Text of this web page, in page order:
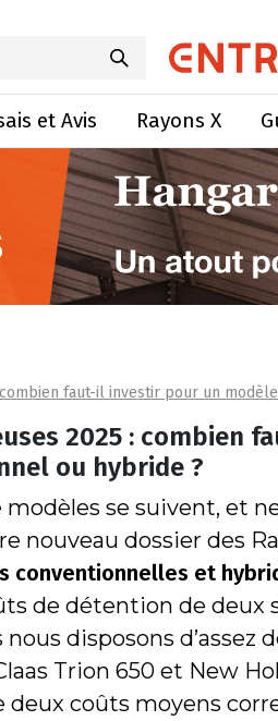
et Avis Rayons X
faut-il investir pour un
2025 : combien
ou hybride ?
modèles se suivent, et
nouveau dossier des
conventionnelles et
de détention de deux
disposons d’assez
Trion 650 et New
deux coûts moyens